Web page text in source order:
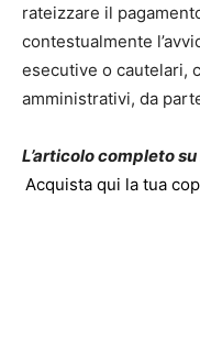
rateizzare il
contestualmente
esecutive o cautelari,
amministrativi, da
L’articolo completo
Acquista qui la tua